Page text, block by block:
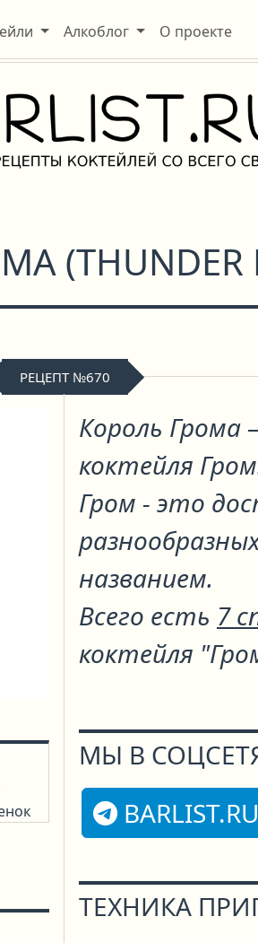
Алкоблог О проекте
(THUNDER
РЕЦЕПТ №670
Король Грома
коктейля Гром
Гром - это
названием.
Всего есть 7
коктейля
МЫ В
BARLIST.RU
ТЕХНИКА